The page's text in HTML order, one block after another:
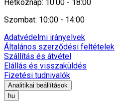
Hétköznap: 10:00 - 18:00
Szombat: 10:00 - 14:00
Adatvédelmi irányelvek
Általános szerződési feltételek
Szállítás és átvétel
Elállás és visszaküldés
Fizetési tudnivalók
Analitikai beállítások
hu